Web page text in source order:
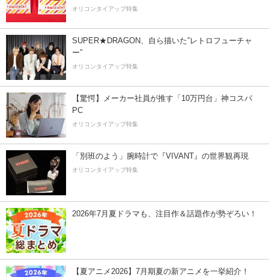
オリコンタイアップ特集
SUPER★DRAGON、自ら描いた”レトロフューチャ
ー”
オリコンタイアップ特集
【驚愕】メーカー社員が推す「10万円台」神コスパ
PC
オリコンタイアップ特集
「別班のよう」腕時計で『VIVANT』の世界観再現
オリコンタイアップ特集
2026年7月夏ドラマも、注目作＆話題作が勢ぞろい！
【夏アニメ2026】7月期夏の新アニメを一挙紹介！